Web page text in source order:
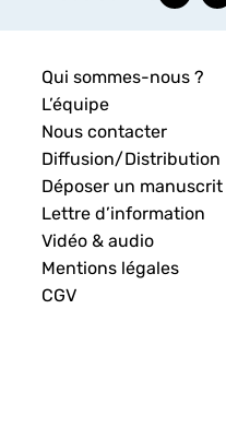
Qui sommes-nous ?
L’équipe
Nous contacter
Diffusion/Distribution
Déposer un manuscrit
Lettre d’information
Vidéo & audio
Mentions légales
CGV